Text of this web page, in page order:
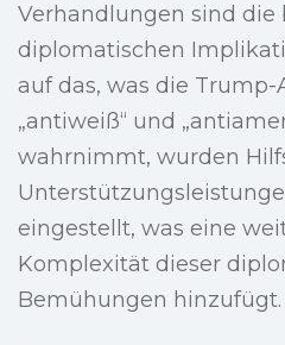
Verhandlungen sind die
diplomatischen
auf das, was die
„antiweiß“ und
wahrnimmt, wurden
eingestellt, was eine
Komplexität dieser
Bemühungen hinzufügt.